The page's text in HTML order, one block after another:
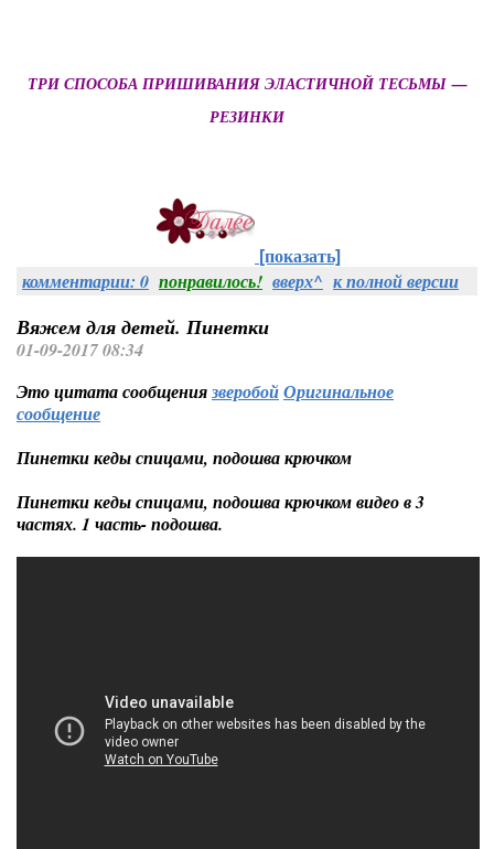
ТРИ СПОСОБА ПРИШИВАНИЯ ЭЛАСТИЧНОЙ ТЕСЬМЫ —
РЕЗИНКИ
[показать]
комментарии: 0 понравилось! вверх^ к полной версии
Вяжем для детей. Пинетки
01-09-2017 08:34
Это цитата сообщениязверобойОригинальное
сообщение
Пинетки кеды спицами, подошва крючком
Пинетки кеды спицами, подошва крючком видео в 3
частях. 1 часть- подошва.